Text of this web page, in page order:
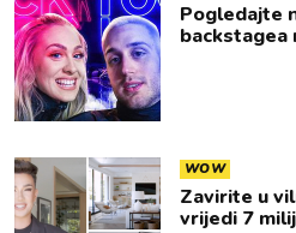
Pogledajte
backstagea
WOW
Zavirite u
vrijedi 7